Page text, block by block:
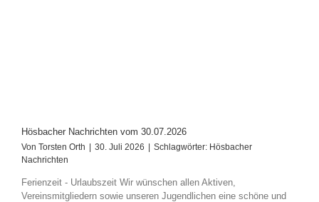
Hösbacher Nachrichten vom 30.07.2026
Von Torsten Orth | 30. Juli 2026 | Schlagwörter: Hösbacher
Nachrichten
Ferienzeit - Urlaubszeit Wir wünschen allen Aktiven,
Vereinsmitgliedern sowie unseren Jugendlichen eine schöne und